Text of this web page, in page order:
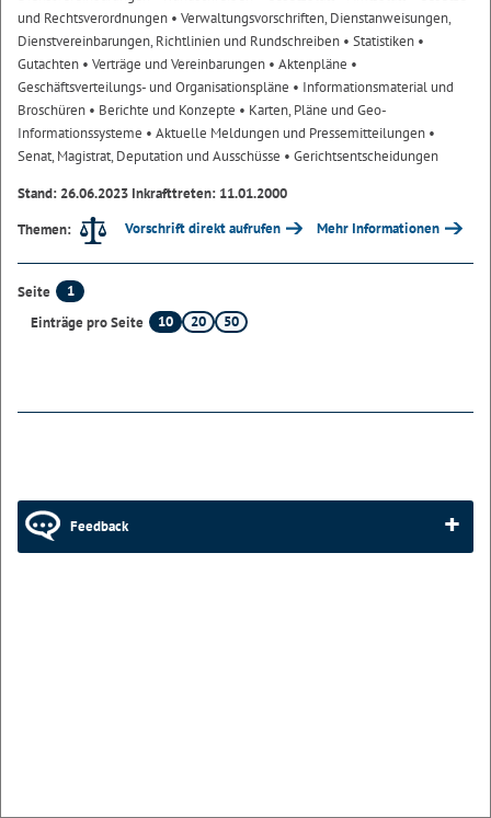
und Rechtsverordnungen • Verwaltungsvorschriften, Dienstanweisungen,
Dienstvereinbarungen, Richtlinien und Rundschreiben • Statistiken •
Gutachten • Verträge und Vereinbarungen • Aktenpläne •
Geschäftsverteilungs- und Organisationspläne • Informationsmaterial und
Broschüren • Berichte und Konzepte • Karten, Pläne und Geo-
Informationssysteme • Aktuelle Meldungen und Pressemitteilungen •
Senat, Magistrat, Deputation und Ausschüsse • Gerichtsentscheidungen
Stand: 26.06.2023 Inkrafttreten: 11.01.2000
Themen:
Vorschrift direkt aufrufen Mehr Informationen
Seite
1
Einträge pro Seite
10 20 50
Feedback